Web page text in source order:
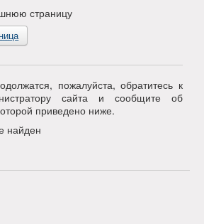
страницу
пожалуйста, обратитесь к
сайта и сообщите об
приведено ниже.
найден